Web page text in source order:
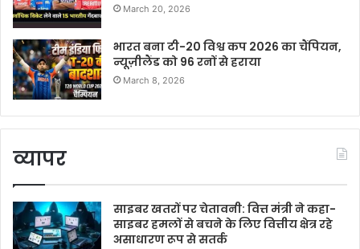
March 20, 2026
भारत बना टी-20 विश्व कप 2026 का चैंपियन,
न्यूज़ीलैंड को 96 रनों से हराया
March 8, 2026
व्यापर
साइबर खतरों पर चेतावनी: वित्त मंत्री ने कहा-
साइबर हमलों से बचने के लिए वित्तीय क्षेत्र रहे
असाधारण रूप से सतर्क